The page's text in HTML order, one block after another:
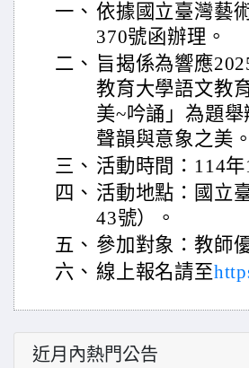
一、 依據國立臺灣藝
370號函辦理。
二、 旨揭係為響應
教育大學語文教
美~吟誦」為題
聲韻與意象之美。
三、 活動時間：114
四、 活動地點：國立
43號）。
五、 參加對象：教師
六、 線上報名請至
近月內熱門公告